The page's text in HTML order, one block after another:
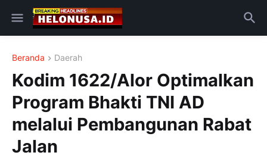
Beranda Daerah
Kodim 1622/Alor Optimalkan
Program Bhakti TNI AD
melalui Pembangunan Rabat
Jalan